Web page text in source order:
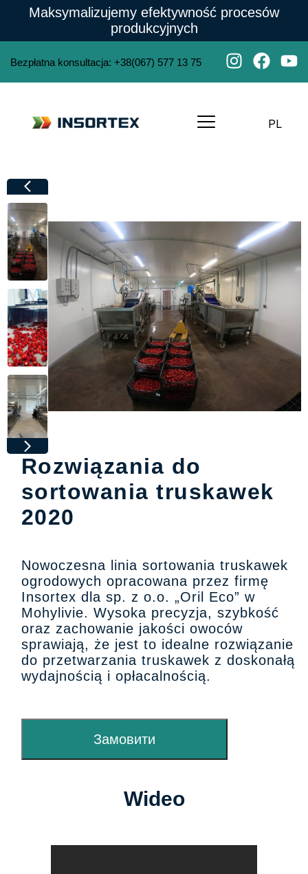
Maksymalizujemy efektywność procesów
produkcyjnych
Bezpłatna konsultacja: +38(067) 577 13 75
PL
Rozwiązania do
sortowania truskawek
2020
Nowoczesna linia sortowania truskawek
ogrodowych opracowana przez firmę
Insortex dla sp. z o.o. „Oril Eco” w
Mohylivie. Wysoka precyzja, szybkość
oraz zachowanie jakości owoców
sprawiają, że jest to idealne rozwiązanie
do przetwarzania truskawek z doskonałą
wydajnością i opłacalnością.
Замовити
Wideo